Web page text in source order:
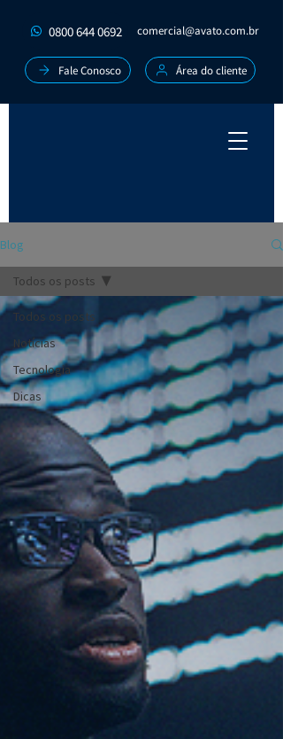
0800 644 0692 comercial@avato.com.br
Fale Conosco Área do cliente
Blog
Todos os posts
Notícias
Tecnologia
Dicas
Todos os posts